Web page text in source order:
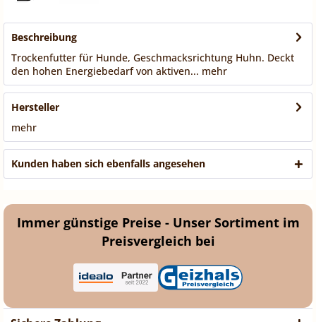
Beschreibung
Trockenfutter für Hunde, Geschmacksrichtung Huhn. Deckt
den hohen Energiebedarf von aktiven... mehr
Hersteller
mehr
Kunden haben sich ebenfalls angesehen
Immer günstige Preise - Unser Sortiment im
Preisvergleich bei